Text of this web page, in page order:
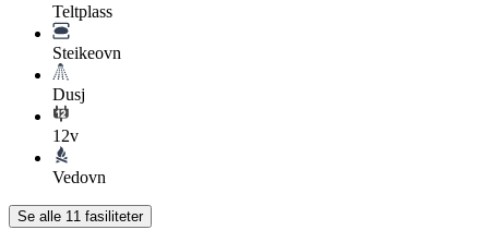
Teltplass
Steikeovn
Dusj
12v
Vedovn
Se alle 11 fasiliteter